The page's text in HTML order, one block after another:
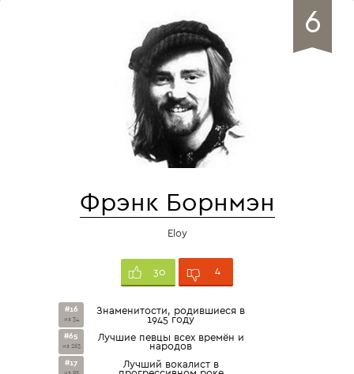
6
Фрэнк Борнмэн
Eloy
30 4
#16
из 34
Знаменитости, родившиеся в
1945 году
#65
из 263
Лучшие певцы всех времён и
народов
#17 Лучший вокалист в